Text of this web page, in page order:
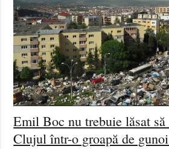
Emil Boc nu trebuie lăsat să
Clujul într-o groapă de